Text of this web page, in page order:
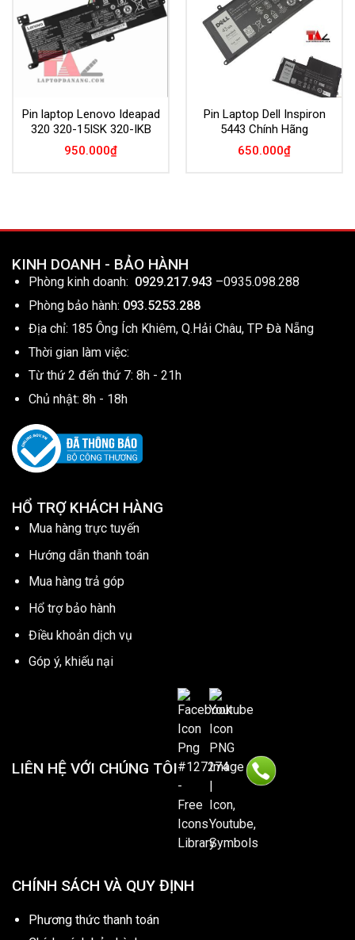
Pin laptop Lenovo Ideapad
320 320-15ISK 320-IKB
950.000₫
Pin Laptop Dell Inspiron
5443 Chính Hãng
650.000₫
KINH DOANH - BẢO HÀNH
Phòng kinh doanh: 0929.217.943 –0935.098.288
Phòng bảo hành: 093.5253.288
Địa chỉ: 185 Ông Ích Khiêm, Q.Hải Châu, TP Đà Nẵng
Thời gian làm việc:
Từ thứ 2 đến thứ 7: 8h - 21h
Chủ nhật: 8h - 18h
HỔ TRỢ KHÁCH HÀNG
Mua hàng trực tuyến
Hướng dẫn thanh toán
Mua hàng trả góp
Hổ trợ bảo hành
Điều khoản dịch vụ
Góp ý, khiếu nại
LIÊN HỆ VỚI CHÚNG TÔI
CHÍNH SÁCH VÀ QUY ĐỊNH
Phương thức thanh toán